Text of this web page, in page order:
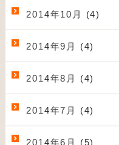
2014年10月 (4)
2014年9月 (4)
2014年8月 (4)
2014年7月 (4)
2014年6月 (5)